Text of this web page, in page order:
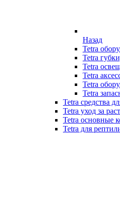
Назад
Tetra
Tetra
Tetra
Tetra
Tetra
Tetra
Tetra средства
Tetra уход за
Tetra основные
Tetra для